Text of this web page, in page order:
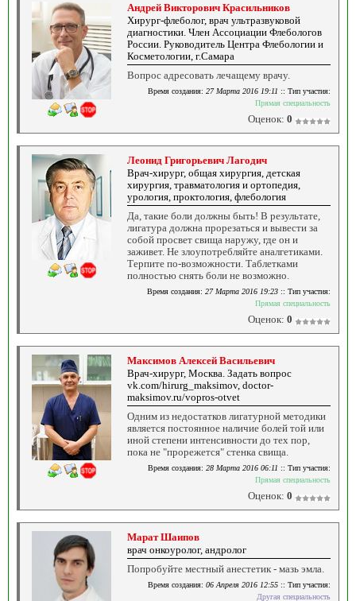
Андрей Викторович Красильников
Хирург-флеболог, врач ультразвуковой
диагностики. Член Ассоциации Флебологов
России. Руководитель Центра Флебологии и
Косметологии, г.Самара
Вопрос адресовать лечащему врачу.
Время создания: 27 Марта 2016 19:11 :: Тип участия:
Прямая специальность
Оценок: 0
Леонид Григорьевич Лагодич
Врач-хирург, общая хирургия, детская
хирургия, травматология и ортопедия,
урология, проктология, флебология
Да, такие боли должны быть! В результате,
лигатура должна прорезаться и вывести за
собой просвет свища наружу, где он и
заживет. Не злоупотребляйте аналгетиками.
Терпите по-возможности. Таблетками
полностью снять боли не возможно.
Время создания: 27 Марта 2016 19:23 :: Тип участия:
Прямая специальность
Оценок: 0
Максимов Алексей Васильевич
Врач-хирург, Москва. Задать вопрос
vk.com/hirurg_maksimov, doctor-
maksimov.ru/vopros-otvet
Одним из недостатков лигатурной методики
является постоянное наличие болей той или
иной степени интенсивности до тех пор,
пока не "прорежется" стенка свища.
Время создания: 28 Марта 2016 06:11 :: Тип участия:
Прямая специальность
Оценок: 0
Марат Шаипов
врач онкоуролог, андролог
Попробуйте местный анестетик - мазь эмла.
Время создания: 06 Апреля 2016 12:55 :: Тип участия:
Другая специальность